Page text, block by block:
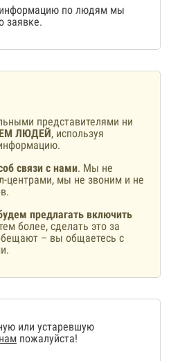
по людям мы
заявке.
представителями ни
ЛЮДЕЙ, используя
связи с нами. Мы не
центрами, мы не звоним и не
предлагать включить
более, сделать это за
– вы общаетесь с
или устаревшую
пожалуйста!